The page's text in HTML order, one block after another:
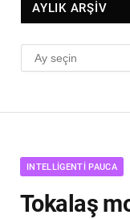
AYLIK ARŞİV
AYLIK
ARŞİV
INTELLIGENTI PAUCA
Tokalaş